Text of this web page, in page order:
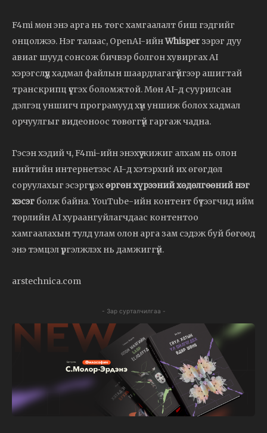
F4mi мөн энэ арга нь төгс хамгаалалт биш гэдгийг
онцолжээ. Нэг талаас, OpenAI-ийнWhisper зэрэг дуу
авиаг шууд сонсож бичвэр болгон хувиргах AI
хэрэгслүүд хадмал файлын шаардлагагүйгээр ашигтай
транскрипц үүсгэх боломжтой. Мөн AI-д суурилсан
дэлгэц уншигч програмууд хүн уншиж болох хадмал
орчуулгыг видеоноос төвөггүй гаргаж чадна.
Гэсэн хэдий ч, F4mi-ийн энэхүү жижиг алхам нь олон
нийтийн интернетээс AI-д хэтэрхий их өгөгдөл
соруулахыг эсэргүүцэхөргөн хүрээний хөдөлгөөний нэг
хэсэг болж байна. YouTube-ийн контент бүтээгчид ийм
төрлийн AI хураангуйлагчдаас контентоо
хамгаалахын тулд улам олон арга зам сэдэж буй бөгөөд
энэ тэмцэл үргэлжлэх нь дамжиггүй.
arstechnica.com
- Зар сурталчилгаа -